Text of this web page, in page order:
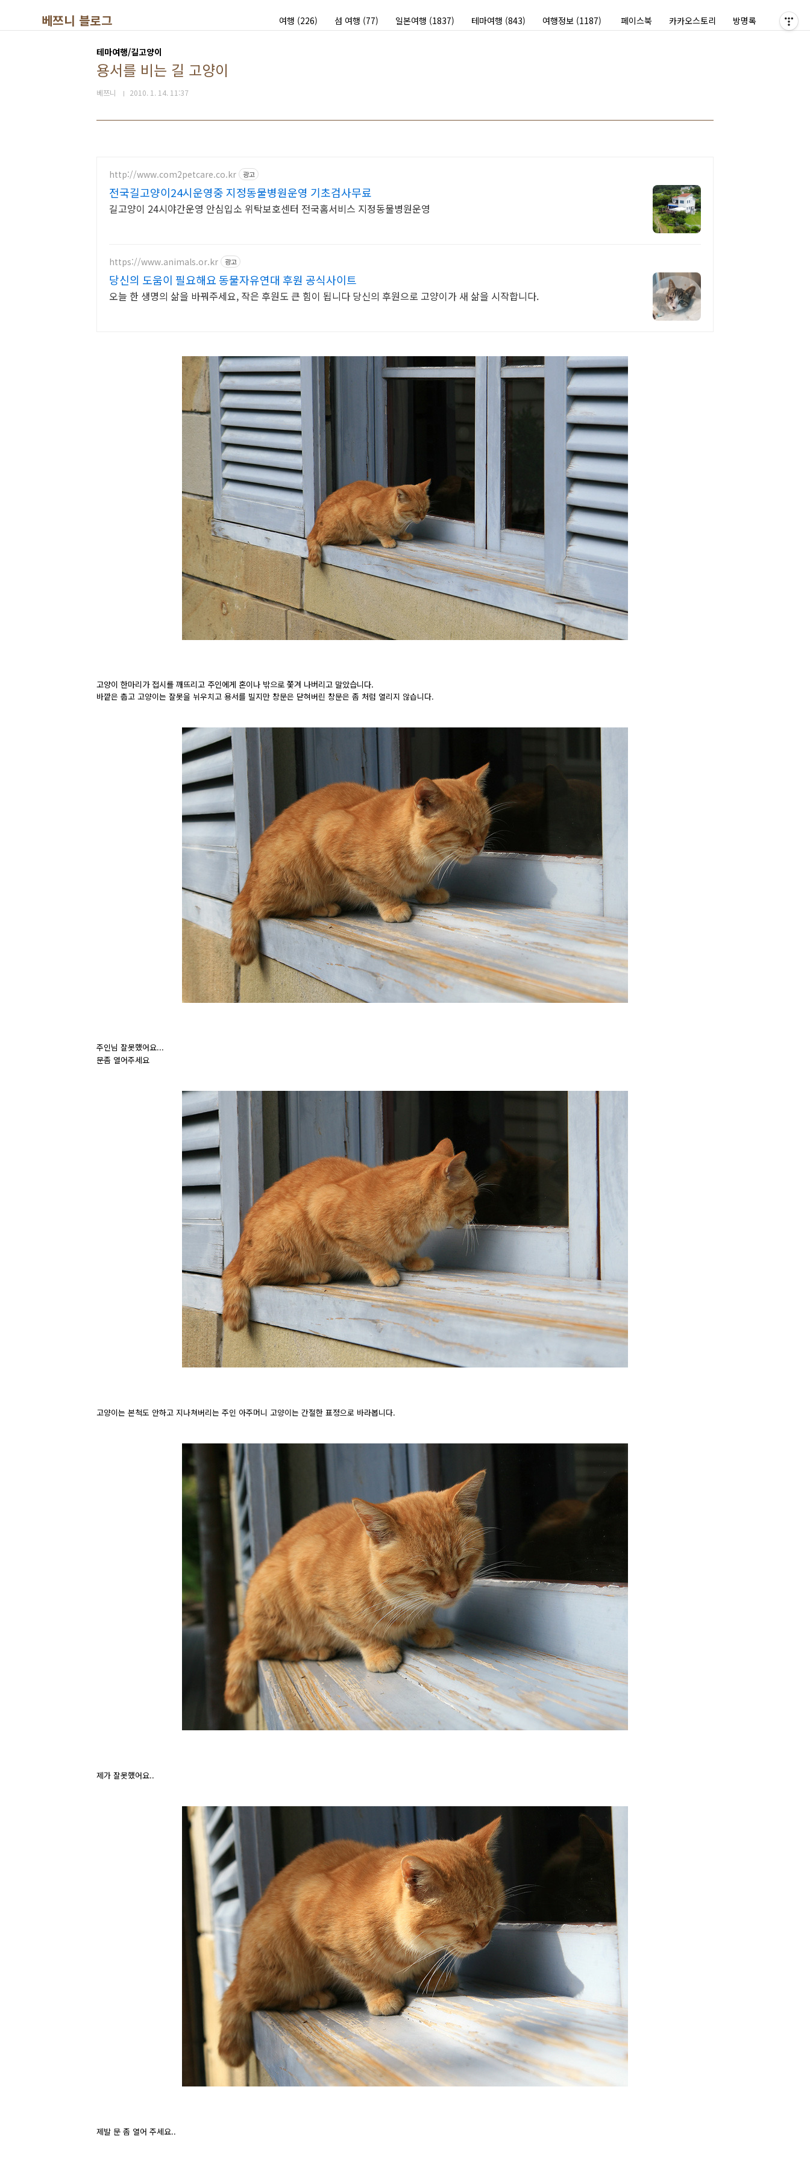
베쯔니 블로그 여행 (226) 섬 여행 (77) 일본여행 (1837) 테마여행 (843) 여행정보 (1187) 페이스북 카카오스토리 방명록
테마여행/길고양이
용서를 비는 길 고양이
베쯔니 2010. 1. 14. 11:37
http://www.com2petcare.co.kr 광고
전국길고양이24시운영중 지정동물병원운영 기초검사무료
길고양이 24시야간운영 안심입소 위탁보호센터 전국홈서비스 지정동물병원운영
https://www.animals.or.kr 광고
당신의 도움이 필요해요 동물자유연대 후원 공식사이트
오늘 한 생명의 삶을 바꿔주세요, 작은 후원도 큰 힘이 됩니다 당신의 후원으로 고양이가 새 삶을 시작합니다.
고양이 한마리가 접시를 깨뜨리고 주인에게 혼이나 밖으로 쫓겨 나버리고 말았습니다.
바깥은 춥고 고양이는 잘못을 뉘우치고 용서를 빌지만 창문은 닫혀버린 창문은 좀 처럼 열리지 않습니다.
주인님 잘못했어요...
문좀 열어주세요
고양이는 본척도 안하고 지나쳐버리는 주인 아주머니 고양이는 간절한 표정으로 바라봅니다.
제가 잘못했어요..
제발 문 좀 열어 주세요..